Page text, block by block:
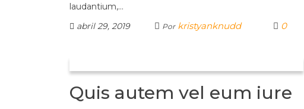
laudantium,…
abril 29, 2019
Por kristyanknudd 0
Quis autem vel eum iure